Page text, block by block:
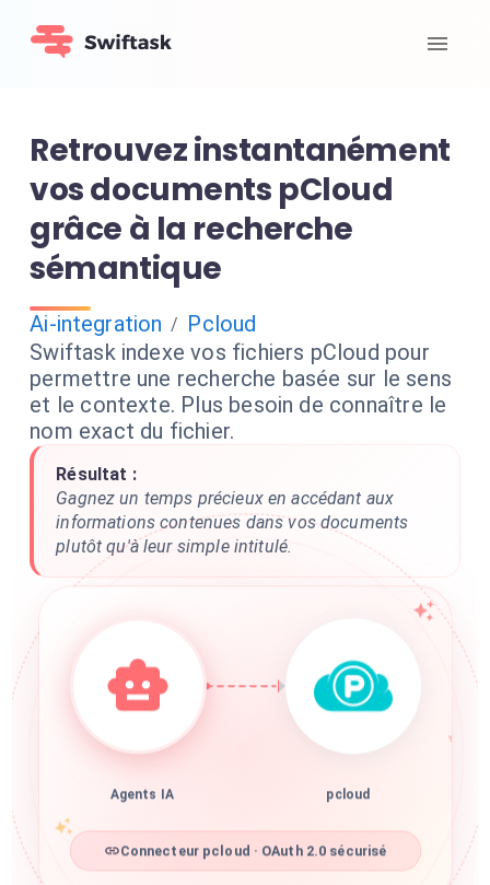
Retrouvez instantanément
vos documents pCloud
grâce à la recherche
sémantique
Ai-integration / Pcloud
Swiftask indexe vos fichiers pCloud pour
permettre une recherche basée sur le sens
et le contexte. Plus besoin de connaître le
nom exact du fichier.
Résultat :
Gagnez un temps précieux en accédant aux
informations contenues dans vos documents
plutôt qu'à leur simple intitulé.
Agents IA pcloud
Connecteur pcloud · OAuth 2.0 sécurisé